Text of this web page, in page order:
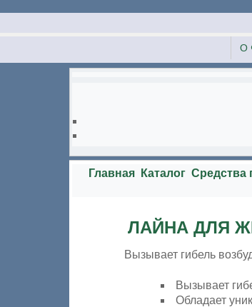
О
Главная Каталог Средства
ЛАЙНА ДЛЯ
Вызывает гибель
Вызывает
Обладает